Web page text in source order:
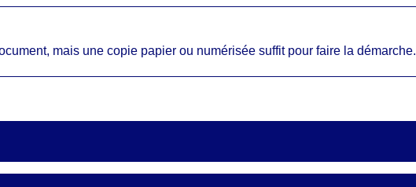
mais une copie papier ou numérisée suffit pour faire la démarche.